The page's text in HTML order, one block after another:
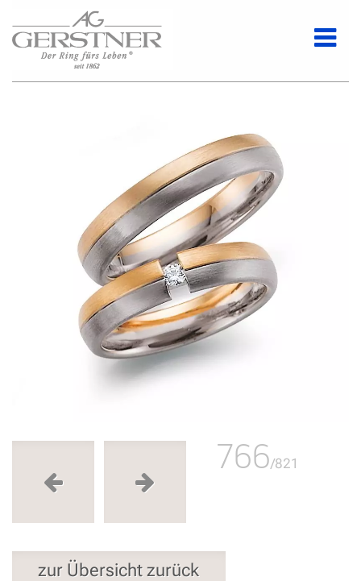
766/821
zur Übersicht zurück